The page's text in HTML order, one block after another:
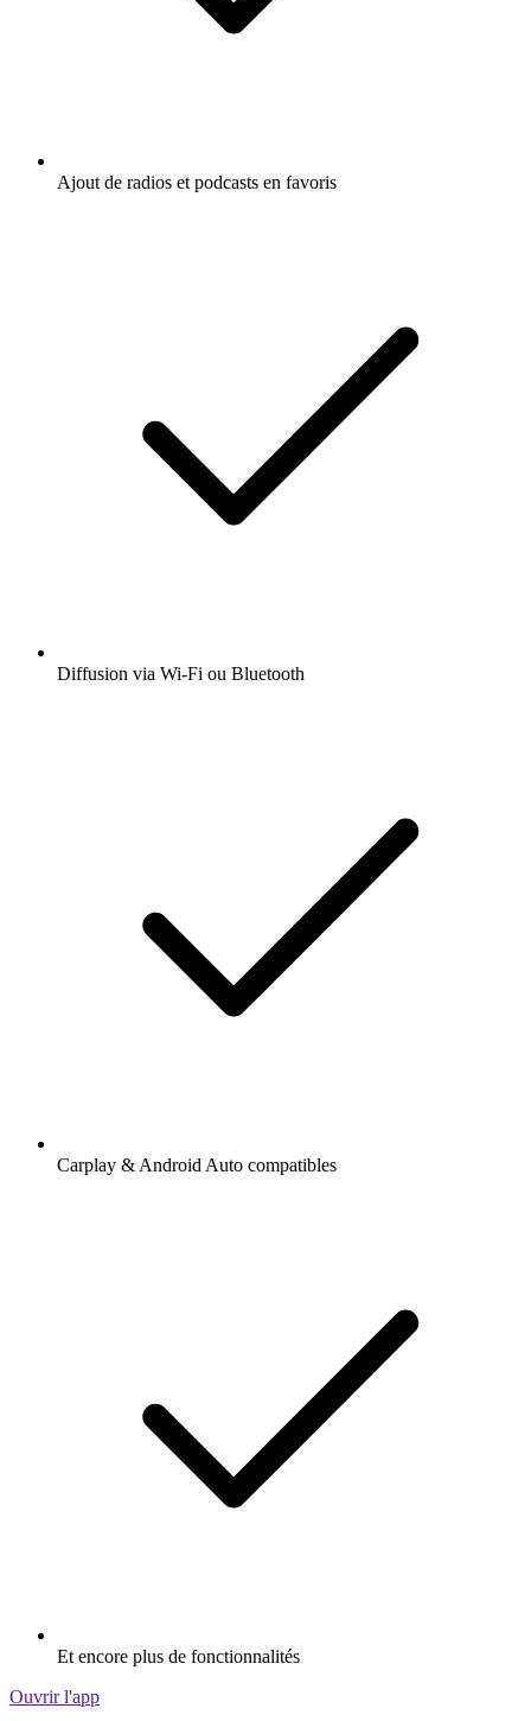
Ajout de radios et podcasts en favoris
Diffusion via Wi-Fi ou Bluetooth
Carplay & Android Auto compatibles
Et encore plus de fonctionnalités
Ouvrir l'app